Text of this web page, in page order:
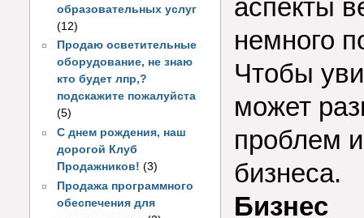
образовательных услуг
(12)
Продаю осветительные
оборудование, не знаю
кто будет лпр,?
подскажите пожалуйста
(5)
С днем рождения, наш
дорогой Клуб
Продажников! (3)
Продажа программного
обеспечения для
аспекты
немного
Чтобы
может
проблем
бизнеса.
Бизнес